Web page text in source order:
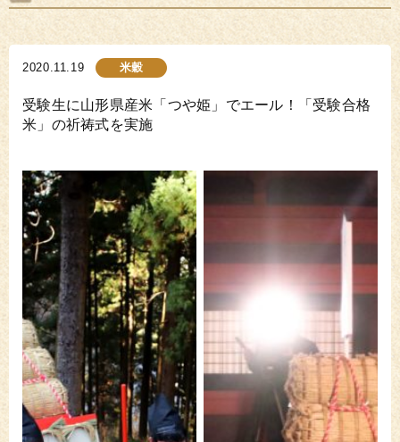
2020.11.19 米穀
受験生に山形県産米「つや姫」でエール！「受験合格
米」の祈祷式を実施